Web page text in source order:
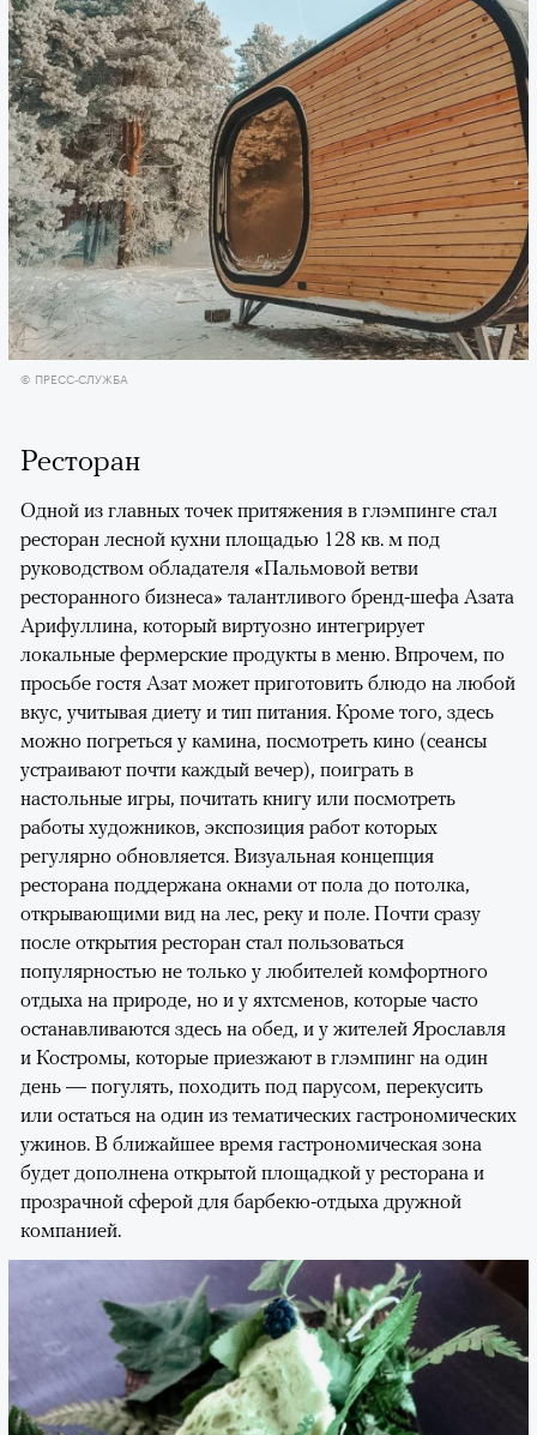
© ПРЕСС-СЛУЖБА
Ресторан
Одной из главных точек притяжения в глэмпинге стал
ресторан лесной кухни площадью 128 кв. м под
руководством обладателя «Пальмовой ветви
ресторанного бизнеса» талантливого бренд-шефа Азата
Арифуллина, который виртуозно интегрирует
локальные фермерские продукты в меню. Впрочем, по
просьбе гостя Азат может приготовить блюдо на любой
вкус, учитывая диету и тип питания. Кроме того, здесь
можно погреться у камина, посмотреть кино (сеансы
устраивают почти каждый вечер), поиграть в
настольные игры, почитать книгу или посмотреть
работы художников, экспозиция работ которых
регулярно обновляется. Визуальная концепция
ресторана поддержана окнами от пола до потолка,
открывающими вид на лес, реку и поле. Почти сразу
после открытия ресторан стал пользоваться
популярностью не только у любителей комфортного
отдыха на природе, но и у яхтсменов, которые часто
останавливаются здесь на обед, и у жителей Ярославля
и Костромы, которые приезжают в глэмпинг на один
день — погулять, походить под парусом, перекусить
или остаться на один из тематических гастрономических
ужинов. В ближайшее время гастрономическая зона
будет дополнена открытой площадкой у ресторана и
прозрачной сферой для барбекю-отдыха дружной
компанией.